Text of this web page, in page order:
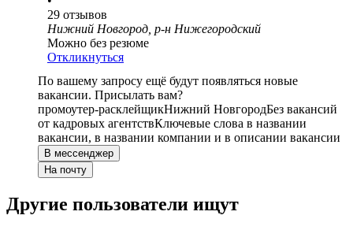
29 отзывов
Нижний Новгород, р-н Нижегородский
Можно без резюме
Откликнуться
По вашему запросу ещё будут появляться новые
вакансии. Присылать вам?
промоутер-расклейщикНижний НовгородБез вакансий
от кадровых агентствКлючевые слова в названии
вакансии, в названии компании и в описании вакансии
В мессенджер
На почту
Другие пользователи ищут